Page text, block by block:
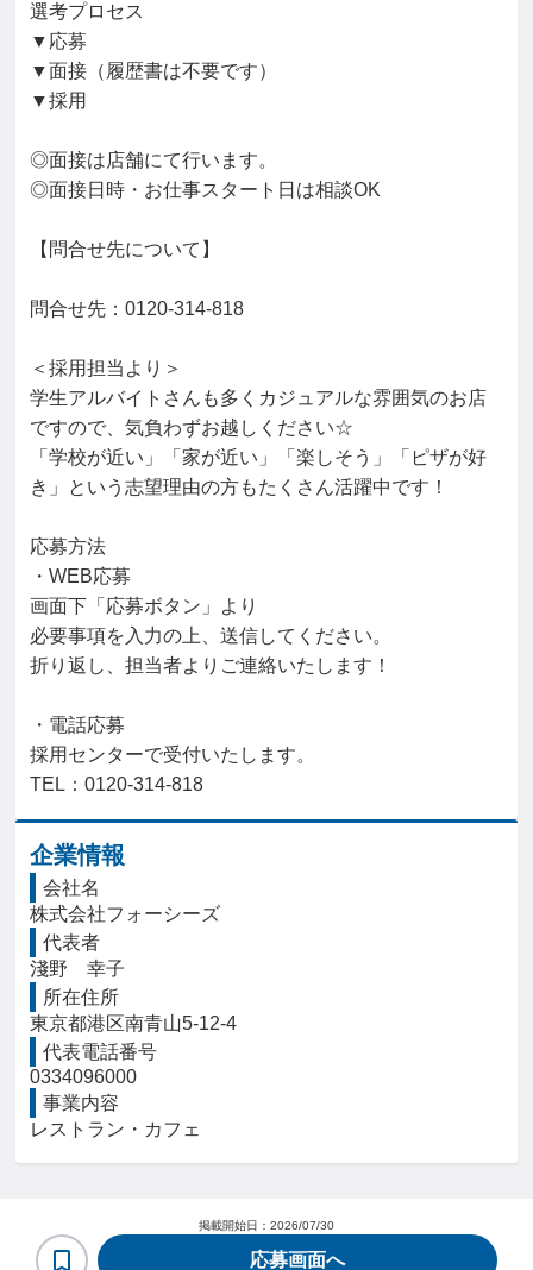
選考プロセス
▼応募
▼面接（履歴書は不要です）
▼採用
◎面接は店舗にて行います。
◎面接日時・お仕事スタート日は相談OK
【問合せ先について】
問合せ先：0120-314-818
＜採用担当より＞
学生アルバイトさんも多くカジュアルな雰囲気のお店
ですので、気負わずお越しください☆
「学校が近い」「家が近い」「楽しそう」「ピザが好
き」という志望理由の方もたくさん活躍中です！
応募方法
・WEB応募
画面下「応募ボタン」より
必要事項を入力の上、送信してください。
折り返し、担当者よりご連絡いたします！
・電話応募
採用センターで受付いたします。
TEL：0120-314-818
企業情報
会社名
株式会社フォーシーズ
代表者
淺野　幸子
所在住所
東京都港区南青山5-12-4
代表電話番号
0334096000
事業内容
レストラン・カフェ
掲載開始日： 2026/07/30
応募画面へ